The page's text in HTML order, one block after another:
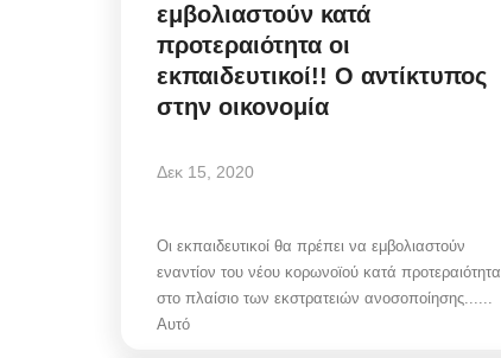
εμβολιαστούν κατά
προτεραιότητα οι
εκπαιδευτικοί!! Ο αντίκτυπος
στην οικονομία
Δεκ 15, 2020
Οι εκπαιδευτικοί θα πρέπει να εμβολιαστούν
εναντίον του νέου κορωνοϊού κατά προτεραιότητα
στο πλαίσιο των εκστρατειών ανοσοποίησης......
Αυτό